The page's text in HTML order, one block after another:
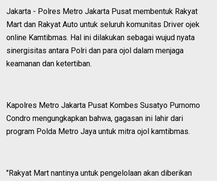
Jakarta - Polres Metro Jakarta Pusat membentuk Rakyat
Mart dan Rakyat Auto untuk seluruh komunitas Driver ojek
online Kamtibmas. Hal ini dilakukan sebagai wujud nyata
sinergisitas antara Polri dan para ojol dalam menjaga
keamanan dan ketertiban.
Kapolres Metro Jakarta Pusat Kombes Susatyo Purnomo
Condro mengungkapkan bahwa, gagasan ini lahir dari
program Polda Metro Jaya untuk mitra ojol kamtibmas.
"Rakyat Mart nantinya untuk pengelolaan akan diberikan